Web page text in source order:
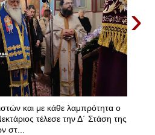
›
και με κάθε λαμπρότητα ο
τέλεσε την Δ΄ Στάση της
στ...